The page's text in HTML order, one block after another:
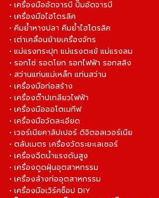
• เครื่องมืออัดจารบี ปั๊มอัดจารบี
• เครื่องมือไฮโดรลิค
• คีมย้ำหางปลา คีมย้ำไฮโดรลิค
• เต่าเคลื่อนย้ายเครื่องจักร
• แม่แรงกระปุก แม่แรงตะเข้ แม่แรงลม
• รอกโซ่ รอดโยก รอกไฟฟ้า รอกสลิง
• สว่านแท่นแม่เหล็ก แท่นสว่าน
• เครื่องมือก่อสร้าง
• เครื่องต๊าปเกลียวไฟฟ้า
• เครื่องมือออโตเมทีฟ
• เครื่องมือวัดละเอียด
• เวอร์เนียคาลิปเปอร์ ดิจิตอลเวอร์เนีย
• ตลับเมตร เครื่องวัดระยะเลเซอร์
• เครื่องฉีดน้ำแรงดันสูง
• เครื่องดูดฝุ่นอุตสาหกรรม
• เครื่องล้างท่ออุตสาหกรรม
• เครื่องมือเวิร์คช็อป DIY